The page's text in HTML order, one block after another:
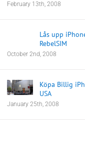
February 13th, 2008
Lås upp
RebelSIM
October 2nd, 2008
Köpa Billig
USA
January 25th, 2008